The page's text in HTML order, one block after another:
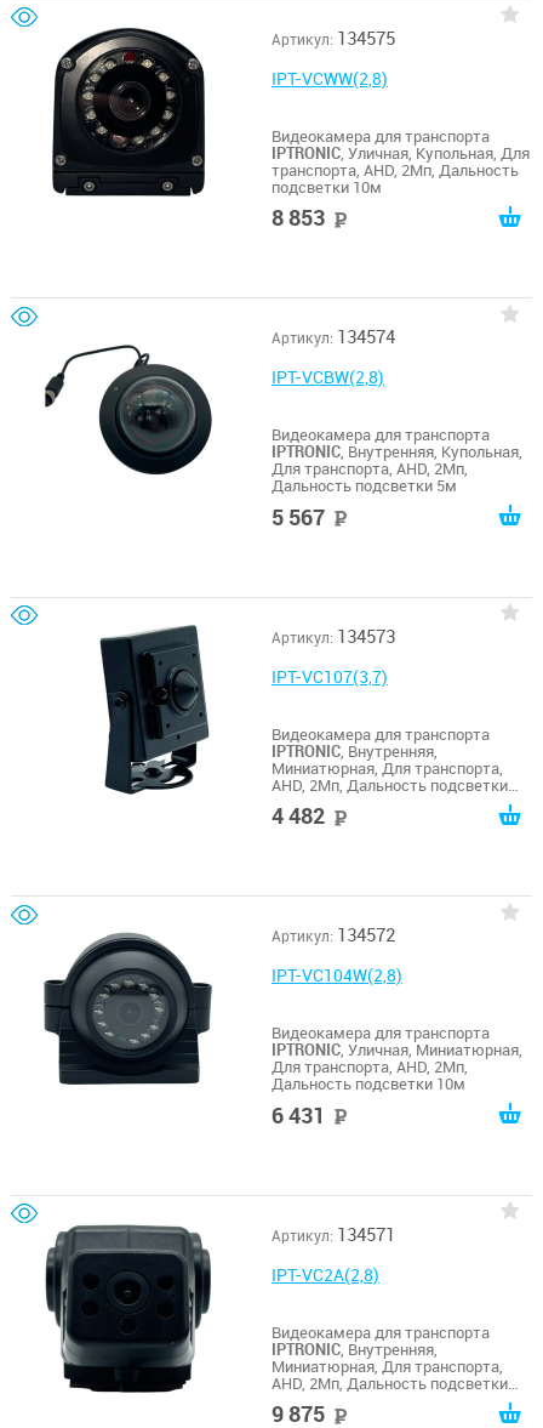
Артикул: 134575
IPT-VCWW(2,8)
Видеокамера для транспорта
IPTRONIC, Уличная, Купольная, Для
транспорта, AHD, 2Мп, Дальность
подсветки 10м
8 853
Артикул: 134574
IPT-VCBW(2,8)
Видеокамера для транспорта
IPTRONIC, Внутренняя, Купольная,
Для транспорта, AHD, 2Мп,
Дальность подсветки 5м
5 567
Артикул: 134573
IPT-VC107(3,7)
Видеокамера для транспорта
IPTRONIC, Внутренняя,
Миниатюрная, Для транспорта,
AHD, 2Мп, Дальность подсветки
4 482
Артикул: 134572
IPT-VC104W(2,8)
Видеокамера для транспорта
IPTRONIC, Уличная, Миниатюрная,
Для транспорта, AHD, 2Мп,
Дальность подсветки 10м
6 431
Артикул: 134571
IPT-VC2A(2,8)
Видеокамера для транспорта
IPTRONIC, Внутренняя,
Миниатюрная, Для транспорта,
AHD, 2Мп, Дальность подсветки
9 875